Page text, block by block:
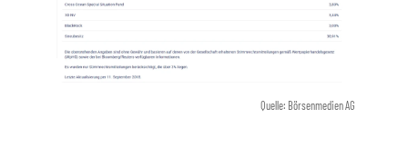
Quelle: Börsenmedien AG